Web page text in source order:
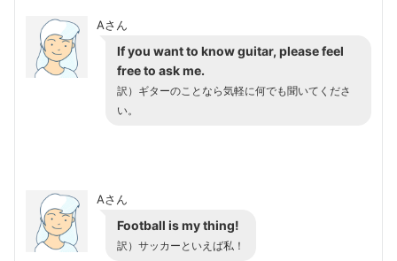
Aさん
If you want to know guitar, please feel
free to ask me.
訳）ギターのことなら気軽に何でも聞いてくださ
い。
Aさん
Football is my thing!
訳）サッカーといえば私！